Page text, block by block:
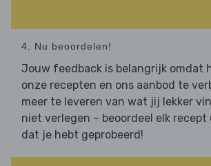
4. Nu beoordelen!
Jouw feedback is belangrijk omdat
onze recepten en ons aanbod te
meer te leveren van wat jij lekker
niet verlegen – beoordeel elk recept
dat je hebt geprobeerd!